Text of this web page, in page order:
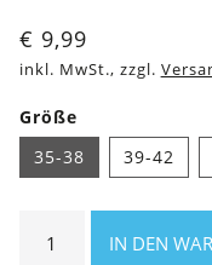
€ 9,99
inkl. MwSt., zzgl.
Größe
35-38
39-42
Socken
IN DEN